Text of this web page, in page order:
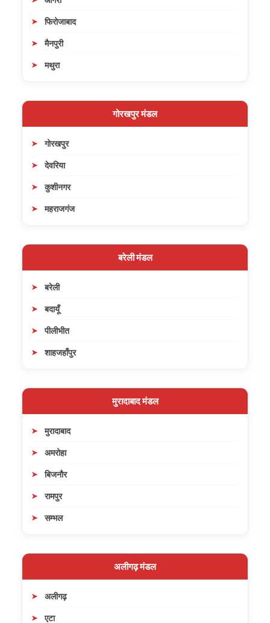
फिरोजाबाद
मैनपुरी
मथुरा
गोरखपुर मंडल
गोरखपुर
देवरिया
कुशीनगर
महराजगंज
बरेली मंडल
बरेली
बदायूँ
पीलीभीत
शाहजहाँपुर
मुरादाबाद मंडल
मुरादाबाद
अमरोहा
बिजनौर
रामपुर
सम्भल
अलीगढ़ मंडल
अलीगढ़
एटा